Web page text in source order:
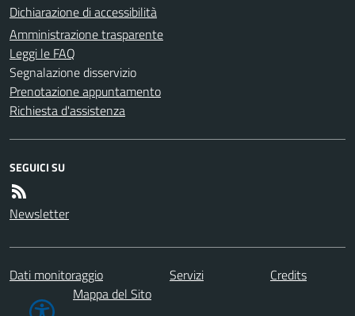
Dichiarazione di accessibilità
Amministrazione trasparente
Leggi le FAQ
Segnalazione disservizio
Prenotazione appuntamento
Richiesta d'assistenza
SEGUICI SU
Newsletter
Dati monitoraggio Servizi
Credits
Mappa del Sito